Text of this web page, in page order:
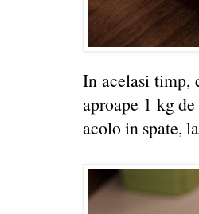
In acelasi timp,
aproape 1 kg
acolo in spate,